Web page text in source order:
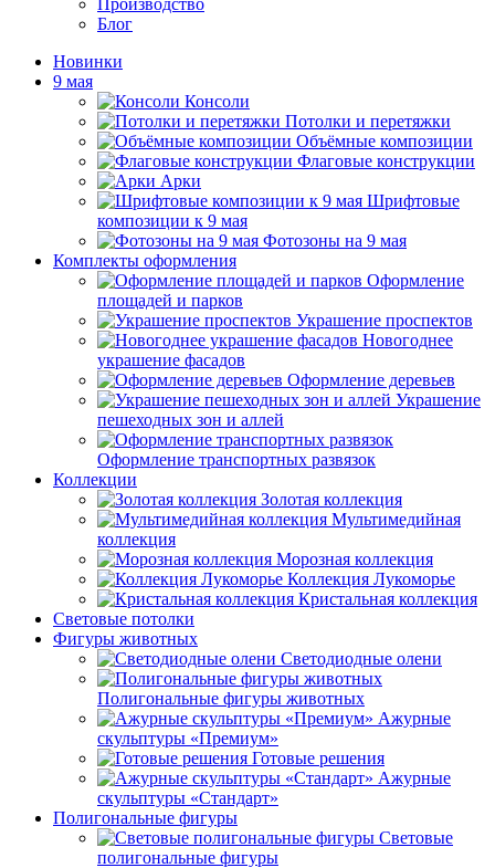
Производство
Блог
Новинки
9 мая
Консоли
Потолки и перетяжки
Объёмные композиции
Флаговые конструкции
Арки
Шрифтовые
композиции к 9 мая
Фотозоны на 9 мая
Комплекты оформления
Оформление
площадей и парков
Украшение проспектов
Новогоднее
украшение фасадов
Оформление деревьев
Украшение
пешеходных зон и аллей
Оформление транспортных развязок
Коллекции
Золотая коллекция
Мультимедийная
коллекция
Морозная коллекция
Коллекция Лукоморье
Кристальная коллекция
Световые потолки
Фигуры животных
Светодиодные олени
Полигональные фигуры животных
Ажурные
скульптуры «Премиум»
Готовые решения
Ажурные
скульптуры «Стандарт»
Полигональные фигуры
Световые
полигональные фигуры